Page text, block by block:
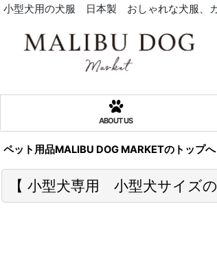
小型犬用の犬服 日本製 おしゃれな犬服、
ABOUT US
ペット用品MALIBU DOG MARKETのトップへ
【 小型犬専用 小型犬サイズ